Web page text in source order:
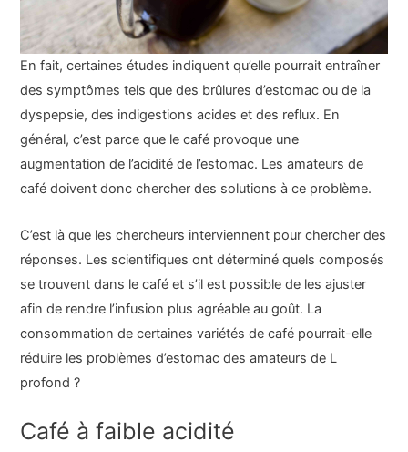
En fait, certaines études indiquent qu’elle pourrait entraîner
des symptômes tels que des brûlures d’estomac ou de la
dyspepsie, des indigestions acides et des reflux. En
général, c’est parce que le café provoque une
augmentation de l’acidité de l’estomac. Les amateurs de
café doivent donc chercher des solutions à ce problème.
C’est là que les chercheurs interviennent pour chercher des
réponses. Les scientifiques ont déterminé quels composés
se trouvent dans le café et s’il est possible de les ajuster
afin de rendre l’infusion plus agréable au goût. La
consommation de certaines variétés de café pourrait-elle
réduire les problèmes d’estomac des amateurs de L
profond ?
Café à faible acidité